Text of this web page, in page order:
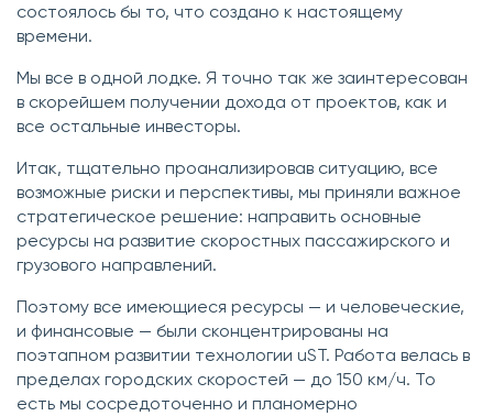
состоялось бы то, что создано к настоящему
времени.
Мы все в одной лодке. Я точно так же заинтересован
в скорейшем получении дохода от проектов, как и
все остальные инвесторы.
Итак, тщательно проанализировав ситуацию, все
возможные риски и перспективы, мы приняли важное
стратегическое решение: направить основные
ресурсы на развитие скоростных пассажирского и
грузового направлений.
Поэтому все имеющиеся ресурсы — и человеческие,
и финансовые — были сконцентрированы на
поэтапном развитии технологии uST. Работа велась в
пределах городских скоростей — до 150 км/ч. То
есть мы сосредоточенно и планомерно